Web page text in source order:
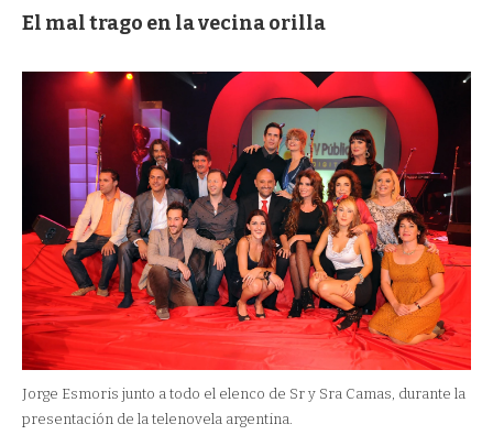
El mal trago en la vecina orilla
Jorge Esmoris junto a todo el elenco de Sr y Sra Camas, durante la
presentación de la telenovela argentina.